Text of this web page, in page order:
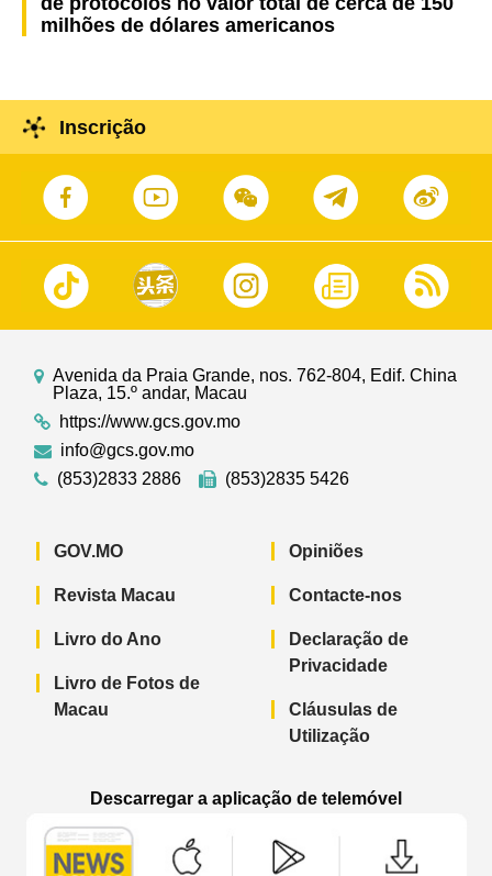
milhões de dólares americanos
Inscrição
Avenida da Praia Grande, nos. 762-804, Edif. China
Plaza, 15.º andar, Macau
https://www.gcs.gov.mo
info@gcs.gov.mo
(853)2833 2886
(853)2835 5426
GOV.MO
Revista Macau
Livro do Ano
Livro de Fotos de
Macau
Opiniões
Contacte-nos
Declaração de
Privacidade
Cláusulas de
Utilização
Descarregar a aplicação de telemóvel